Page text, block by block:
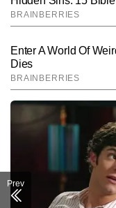
Prev